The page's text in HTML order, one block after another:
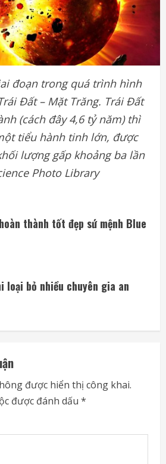
đoạn trong quá trình hình
Đất – Mặt Trăng. Trái Đất
(cách đây 4,6 tỷ năm) thì
tiểu hành tinh lớn, được
lượng gấp khoảng ba lần
Photo Library
thành tốt đẹp sứ mệnh Blue
loại bỏ nhiều chuyên gia an
được hiển thị công khai.
được đánh dấu *